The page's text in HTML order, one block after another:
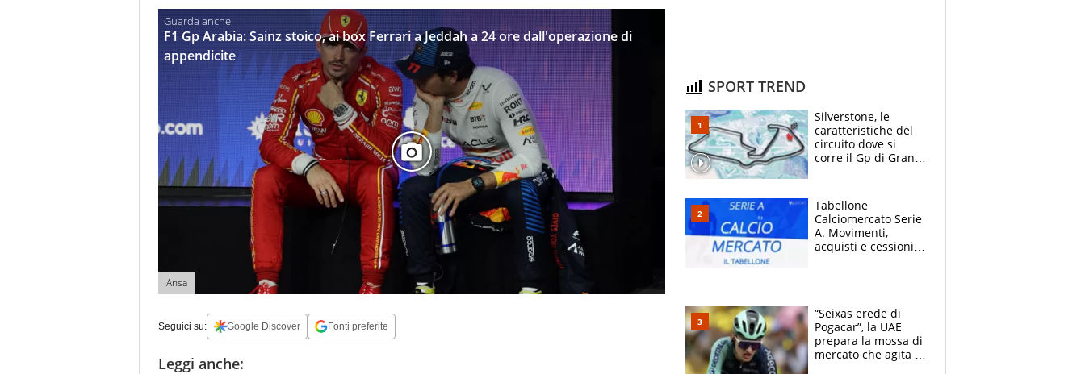
F1 Gp Arabia: Sainz stoico, ai box Ferrari a Jeddah a 24 ore dall'operazione di
appendicite
Ansa
Seguici su: Google Discover Fonti preferite
Leggi anche:
SPORT TREND
Silverstone, le
caratteristiche del
circuito dove si
corre il Gp di Gran
Tabellone
Calciomercato Serie
A. Movimenti,
acquisti e cessioni:
“Seixas erede di
Pogacar”, la UAE
prepara la mossa di
mercato che agita la